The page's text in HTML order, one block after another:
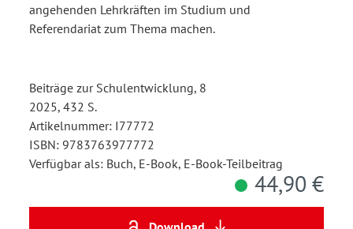
angehenden Lehrkräften im Studium und
Referendariat zum Thema machen.
Beiträge zur Schulentwicklung, 8
2025, 432 S.
Artikelnummer: I77772
ISBN: 9783763977772
Verfügbar als: Buch, E-Book, E-Book-Teilbeitrag
44,90 €